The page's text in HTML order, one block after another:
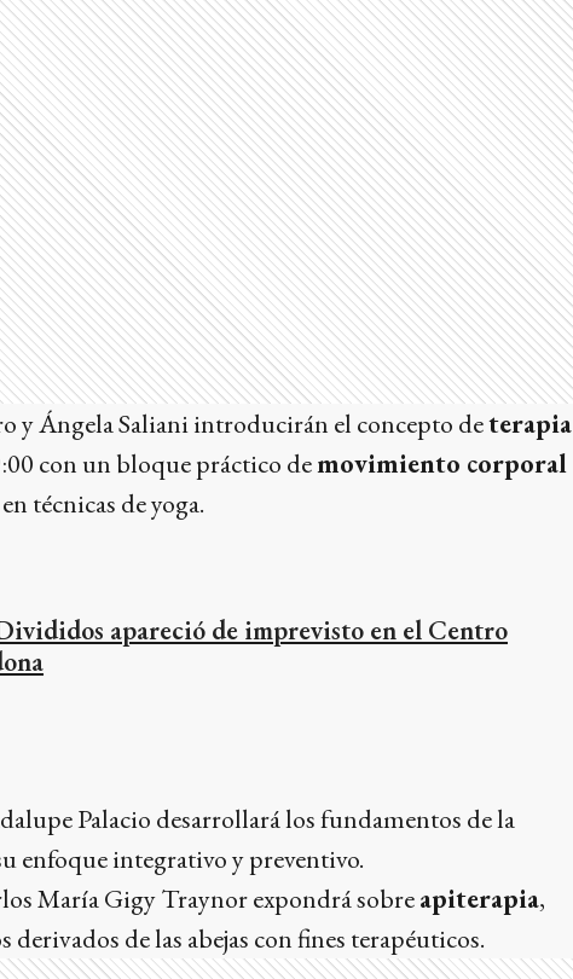
y Ángela Saliani introducirán el concepto deterapia
con un bloque práctico demovimiento corporal
técnicas de yoga.
apareció de imprevisto en el Centro
Palacio desarrollará los fundamentos de la
enfoque integrativo y preventivo.
María Gigy Traynor expondrá sobreapiterapia,
de las abejas con fines terapéuticos.